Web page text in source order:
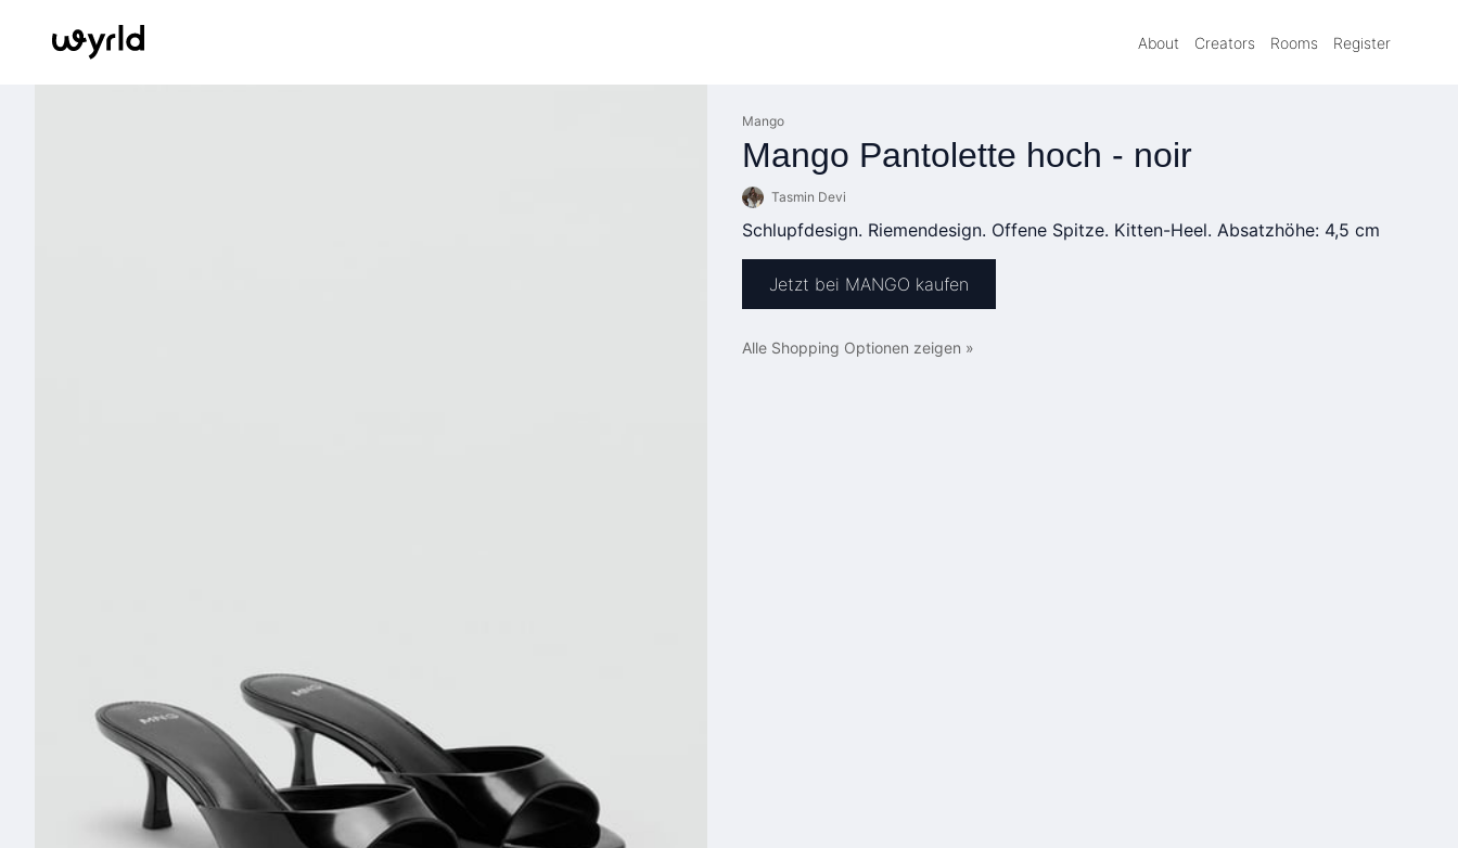
About Creators Rooms Register
Mango
Mango Pantolette hoch - noir
Tasmin Devi
Schlupfdesign. Riemendesign. Offene Spitze. Kitten-Heel. Absatzhöhe: 4,5 cm
Jetzt bei MANGO kaufen
Alle Shopping Optionen zeigen »